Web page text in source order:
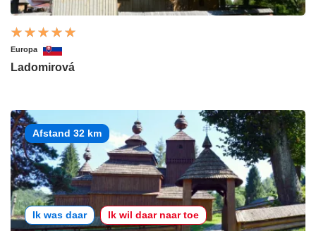
Europa
Ladomirová
Afstand 32 km
Ik was daar Ik wil daar naar toe